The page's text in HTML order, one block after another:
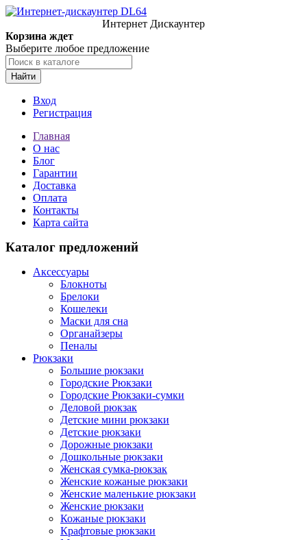
Интернет Дискаунтер
Корзина ждет
Выберите любое предложение
Найти
Вход
Регистрация
Главная
О нас
Блог
Гарантии
Доставка
Оплата
Контакты
Карта сайта
Каталог предложений
Аксессуары
Блокноты
Брелоки
Кошелеки
Маски для сна
Органайзеры
Пеналы
Рюкзаки
Большие рюкзаки
Городские Рюкзаки
Городские Рюкзаки-сумки
Деловой рюкзак
Детские мини рюкзаки
Детские рюкзаки
Дорожные рюкзаки
Дошкольные рюкзаки
Женская сумка-рюкзак
Женские кожаные рюкзаки
Женские маленькие рюкзаки
Женские рюкзаки
Кожаные рюкзаки
Крафтовые рюкзаки